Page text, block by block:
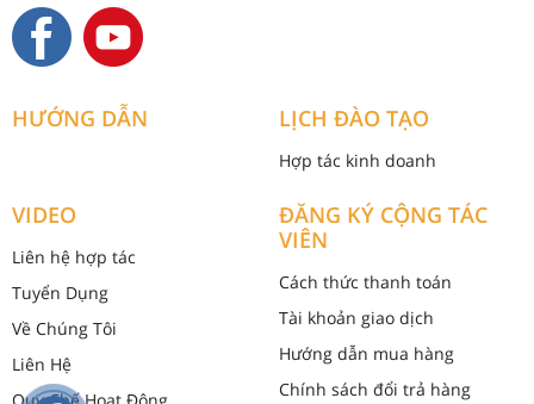
HƯỚNG DẪN LỊCH ĐÀO TẠO
Hợp tác kinh doanh
VIDEO
Liên hệ hợp tác
Tuyển Dụng
Về Chúng Tôi
Liên Hệ
Quy Chế Hoạt Động
ĐĂNG KÝ CỘNG TÁC
VIÊN
Cách thức thanh toán
Tài khoản giao dịch
Hướng dẫn mua hàng
Chính sách đổi trả hàng